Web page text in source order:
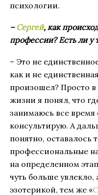
психологии.
– Сергей, как
профессии? Есть ли у
– Это не
как и не
произошел? Просто
жизни я понял, что
занимаюсь все
консультирую. А
понятно, оставалось
профессиональные
на определенном
чуть больше увлекло,
эзотерикой, тем же «